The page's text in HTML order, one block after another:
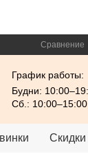
Сравнение
График работы:
Будни:
Сб.: 10:00–15:00
Скидки